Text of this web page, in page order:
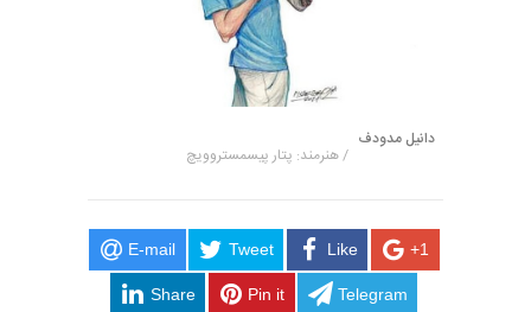
دانیل مدودف
/ هنرمند: پتار پیسمستروویچ
E-mail Tweet Like +1
Share Pin it Telegram